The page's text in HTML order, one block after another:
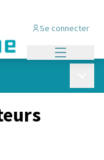
Se connecter